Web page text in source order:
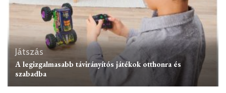
Játszás
A legizgalmasabb távirányítós játékok otthonra és
szabadba